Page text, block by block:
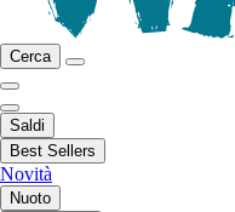
Cerca
Saldi
Best Sellers
Novità
Nuoto